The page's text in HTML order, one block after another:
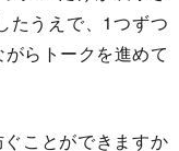
たうえで、1つずつ
がらトークを進めて
ことができますか